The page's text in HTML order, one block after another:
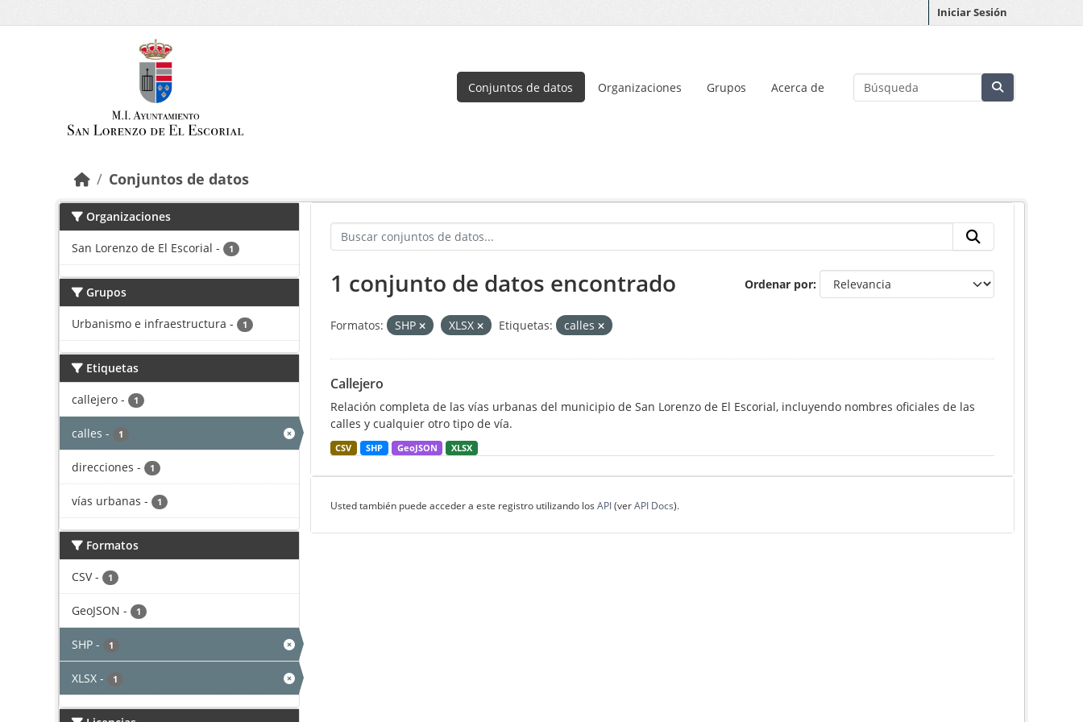
Iniciar Sesión
Conjuntos de datos Organizaciones Grupos Acerca de
Conjuntos de datos
Organizaciones
San Lorenzo de El Escorial - 1
Grupos
Urbanismo e infraestructura - 1
Etiquetas
callejero - 1
calles - 1
direcciones - 1
vías urbanas - 1
Formatos
CSV - 1
GeoJSON - 1
SHP - 1
XLSX - 1
Ordenar por
1 conjunto de datos encontrado
Formatos: SHP XLSX Etiquetas: calles
Callejero
Relación completa de las vías urbanas del municipio de San Lorenzo de El Escorial, incluyendo nombres oficiales de las
calles y cualquier otro tipo de vía.
CSV SHP GeoJSON XLSX
Usted también puede acceder a este registro utilizando los API(verAPI Docs).